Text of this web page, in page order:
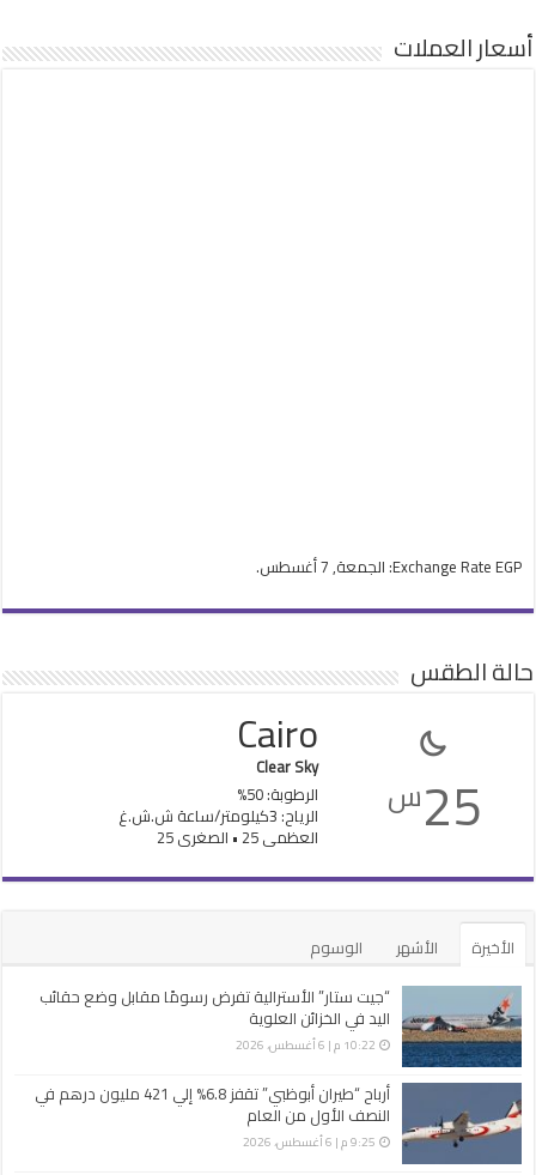
أسعار العملات
Exchange Rate EGP : الجمعة, 7 أغسطس.
حالة الطقس
25س
Cairo
Clear Sky
الرطوبة: 50%
الرياح: 3كيلومتر/ساعة ش.ش.غ
العظمى 25 • الصغرى 25
الأخيرة الأشهر
الوسوم
“جيت ستار” الأسترالية تفرض رسومًا مقابل وضع حقائب
اليد في الخزائن العلوية
10:22 م | 6 أغسطس، 2026
أرباح “طيران أبوظبي” تقفز 6.8% إلي 421 مليون درهم في
النصف الأول من العام
9:25 م | 6 أغسطس، 2026